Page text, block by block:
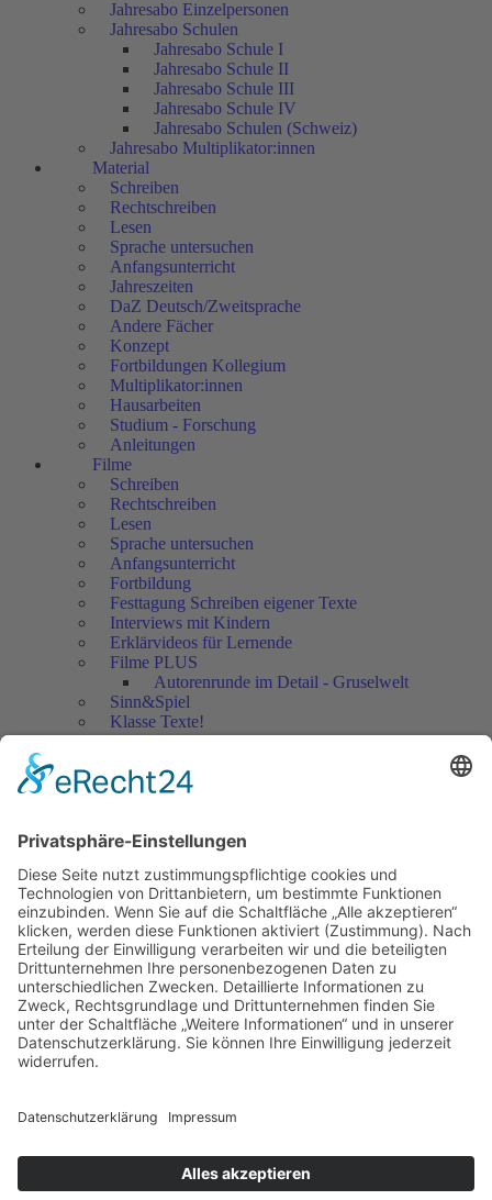
Jahresabo Einzelpersonen
Jahresabo Schulen
Jahresabo Schule I
Jahresabo Schule II
Jahresabo Schule III
Jahresabo Schule IV
Jahresabo Schulen (Schweiz)
Jahresabo Multiplikator:innen
Material
Schreiben
Rechtschreiben
Lesen
Sprache untersuchen
Anfangsunterricht
Jahreszeiten
DaZ Deutsch/Zweitsprache
Andere Fächer
Konzept
Fortbildungen Kollegium
Multiplikator:innen
Hausarbeiten
Studium - Forschung
Anleitungen
Filme
Schreiben
Rechtschreiben
Lesen
Sprache untersuchen
Anfangsunterricht
Fortbildung
Festtagung Schreiben eigener Texte
Interviews mit Kindern
Erklärvideos für Lernende
Filme PLUS
Autorenrunde im Detail - Gruselwelt
Sinn&Spiel
Klasse Texte!
Filmausschnitte Grundschule
Jedes Kind wertschätzen!
Artikel
Artikel 2018
Artikel 2017
Artikel 2016
Artikel 2015
Artikel 2014
Artikel 2013
Artikel 2012
Artikel bis 2011
Artikel zum Download - Religion
Artikel zum Download
Autorenrunden
Individuelle Lernwege Teil II A
Individuelle Lernwege Teil II B